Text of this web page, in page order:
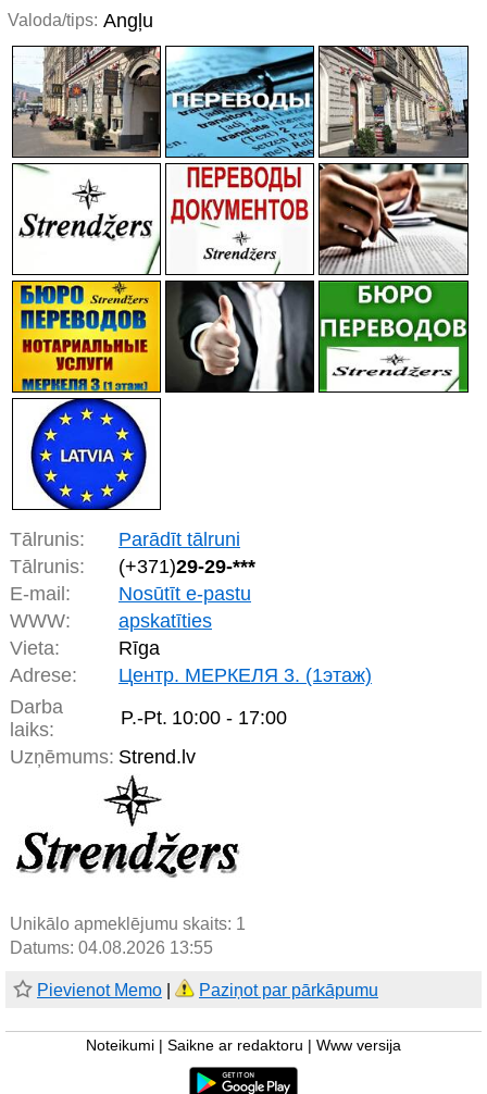
Valoda/tips: Angļu
Tālrunis:
Parādīt tālruni
Tālrunis:
(+371)29-29-***
E-mail:
Nosūtīt e-pastu
WWW:
apskatīties
Vieta:
Rīga
Adrese:
Центр. МЕРКЕЛЯ 3. (1этаж)
Darba
laiks:
P.-Pt. 10:00 - 17:00
Uzņēmums: Strend.lv
Unikālo apmeklējumu skaits: 1
Datums: 04.08.2026 13:55
Pievienot Memo Paziņot par pārkāpumu
Noteikumi Saikne ar redaktoru Www versija